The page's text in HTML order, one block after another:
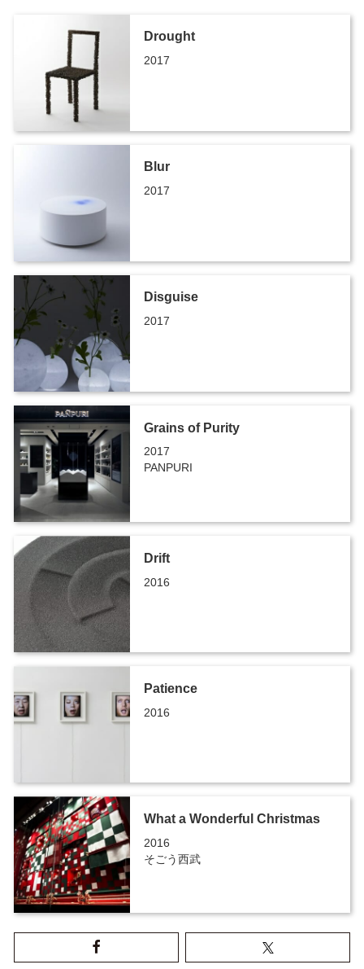
Drought
2017
Blur
2017
Disguise
2017
Grains of Purity
2017
PANPURI
Drift
2016
Patience
2016
What a Wonderful Christmas
2016
そごう西武